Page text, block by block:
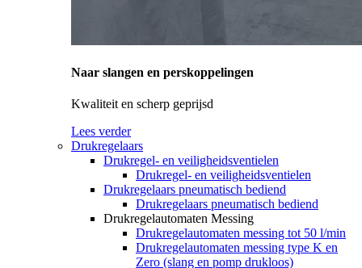
Naar slangen en perskoppelingen
Kwaliteit en scherp geprijsd
Lees verder
Drukregelaars
Drukregel- en veiligheidsventielen
Drukregel- en veiligheidsventielen
Drukregelaars pneumatisch bediend
Drukregelaars pneumatisch bediend
Drukregelautomaten Messing
Drukregelautomaten messing tot 50 l/min
Drukregelautomaten messing type K en
Zero (slang en pomp drukloos)